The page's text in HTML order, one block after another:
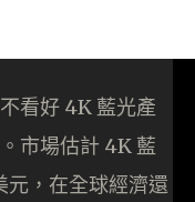
看好 4K 藍光產
市場估計 4K 藍
，在全球經濟還